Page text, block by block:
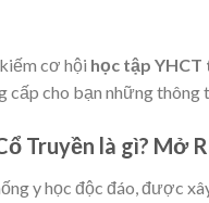
cơ hội học tập YHCT
cấp cho bạn những
Truyền là gì? Mở
y học độc đáo, được